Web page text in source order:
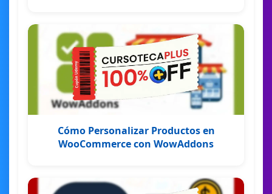
Cómo Personalizar Productos en
WooCommerce con WowAddons